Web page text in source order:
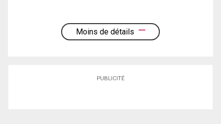
Moins de détails
PUBLICITÉ